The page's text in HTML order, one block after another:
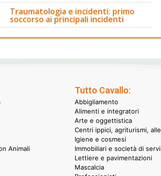
Traumatologia e incidenti: primo
soccorso ai principali incidenti
Animali
Tutto Cavallo:
Abbigliamento
Alimenti e integratori
Arte e oggettistica
Centri ippici, agriturismi,
Igiene e cosmesi
Immobiliari e società di
Lettiere e pavimentazioni
Mascalcia